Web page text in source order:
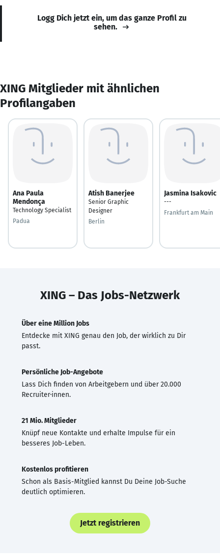
Logg Dich jetzt ein, um das ganze Profil zu
sehen.
XING Mitglieder mit ähnlichen
Profilangaben
Ana Paula
Mendonça
Technology Specialist
Padua
Atish Banerjee
Senior Graphic
Designer
Berlin
Jasmina Isakovic
---
Frankfurt am Main
XING – Das Jobs-Netzwerk
Über eine Million Jobs
Entdecke mit XING genau den Job, der wirklich zu Dir
passt.
Persönliche Job-Angebote
Lass Dich finden von Arbeitgebern und über 20.000
Recruiter·innen.
21 Mio. Mitglieder
Knüpf neue Kontakte und erhalte Impulse für ein
besseres Job-Leben.
Kostenlos profitieren
Schon als Basis-Mitglied kannst Du Deine Job-Suche
deutlich optimieren.
Jetzt registrieren